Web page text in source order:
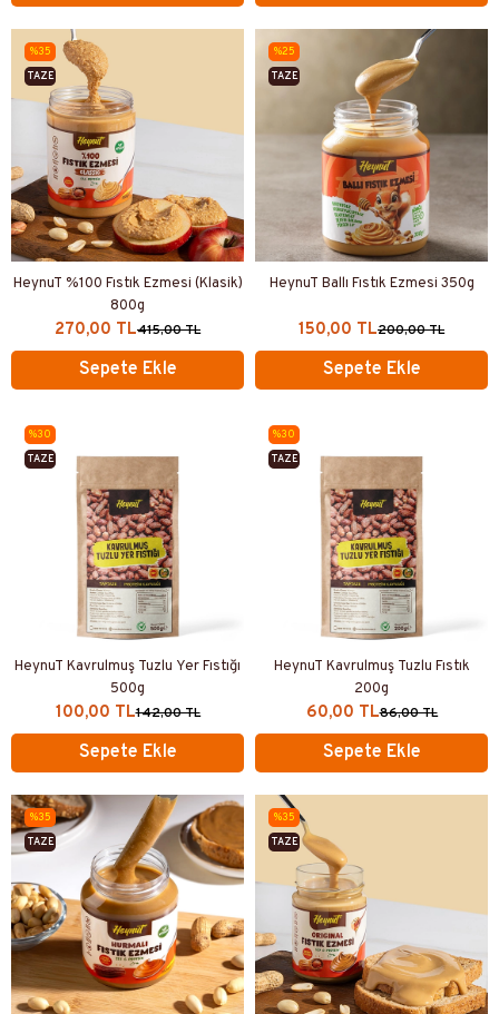
HeynuT %100 Fıstık Ezmesi (Klasik)
800g
270,00 TL415,00 TL
Sepete Ekle
%35
TAZE
ÜRETIM
HeynuT Ballı Fıstık Ezmesi 350g
150,00 TL200,00 TL
Sepete Ekle
%25
TAZE
HeynuT Kavrulmuş Tuzlu Yer Fıstığı
500g
100,00 TL142,00 TL
Sepete Ekle
%30
TAZE
HeynuT Kavrulmuş Tuzlu Fıstık
200g
60,00 TL86,00 TL
Sepete Ekle
%30
TAZE
%35
TAZE
%35
TAZE